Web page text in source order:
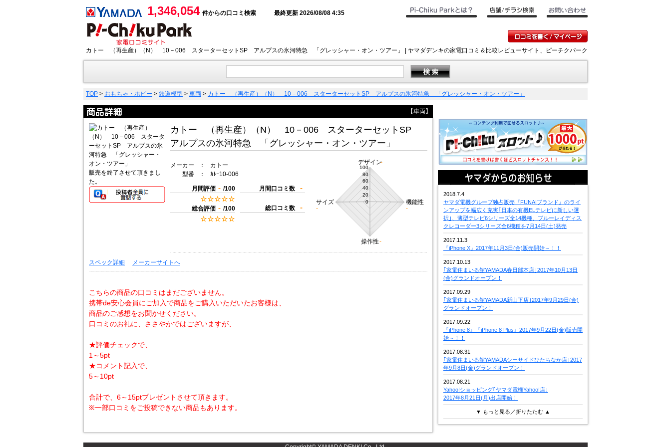
1,346,054 件からの口コミ検索 最終更新 2026/08/08 4:35
カトー （再生産）（N） 10－006 スターターセットSP アルプスの氷河特急 「グレッシャー・オン・ツアー」 | ヤマダデンキの家電口コミ＆比較レビューサイト、ピーチクパーク
TOP > おもちゃ・ホビー > 鉄道模型 > 車両 > カトー （再生産）（N） 10－006 スターターセットSP アルプスの氷河特急 「グレッシャー・オン・ツアー」
【車両】
販売を終了させて頂きまし
た。
カトー （再生産）（N） 10－006 スターターセットSP
アルプスの氷河特急 「グレッシャー・オン・ツアー」
メーカー ：
カトー
型番
： ｶﾄｰ10-006
月間評価 - /100
総合評価 - /100
月間口コミ数 -
総口コミ数 -
0
20
40
60
80
100
デザイン-
機能性
-
操作性-
サイズ
-
スペック詳細 メーカーサイトへ
こちらの商品の口コミはまだございません。
携帯de安心会員にご加入で商品をご購入いただいたお客様は、
商品のご感想をお聞かせください。
口コミのお礼に、ささやかではございますが、
★評価チェックで、
1～5pt
★コメント記入で、
5～10pt
合計で、6～15ptプレゼントさせて頂きます。
※一部口コミをご投稿できない商品もあります。
2018.7.4
ヤマダ電機グループ独占販売『FUNAIブランド』のライ
ンアップを幅広く充実｢日本の有機ELテレビに新しい選
択｣、薄型テレビ6シリーズ全14機種、ブルーレイディス
クレコーダー3シリーズ全6機種を7月14日(土)発売
2017.11.3
『iPhone X』2017年11月3日(金)販売開始～！！
2017.10.13
｢家電住まいる館YAMADA春日部本店｣2017年10月13日
(金)グランドオープン！
2017.09.29
｢家電住まいる館YAMADA新山下店｣2017年9月29日(金)
グランドオープン！
2017.09.22
『iPhone 8』『iPhone 8 Plus』2017年9月22日(金)販売開
始～！！
2017.08.31
｢家電住まいる館YAMADAシーサイドひたちなか店｣2017
年9月8日(金)グランドオープン！
2017.08.21
Yahoo!ショッピング｢ヤマダ電機Yahoo!店｣
2017年8月21日(月)出店開始！
▼ もっと見る／折りたたむ ▲